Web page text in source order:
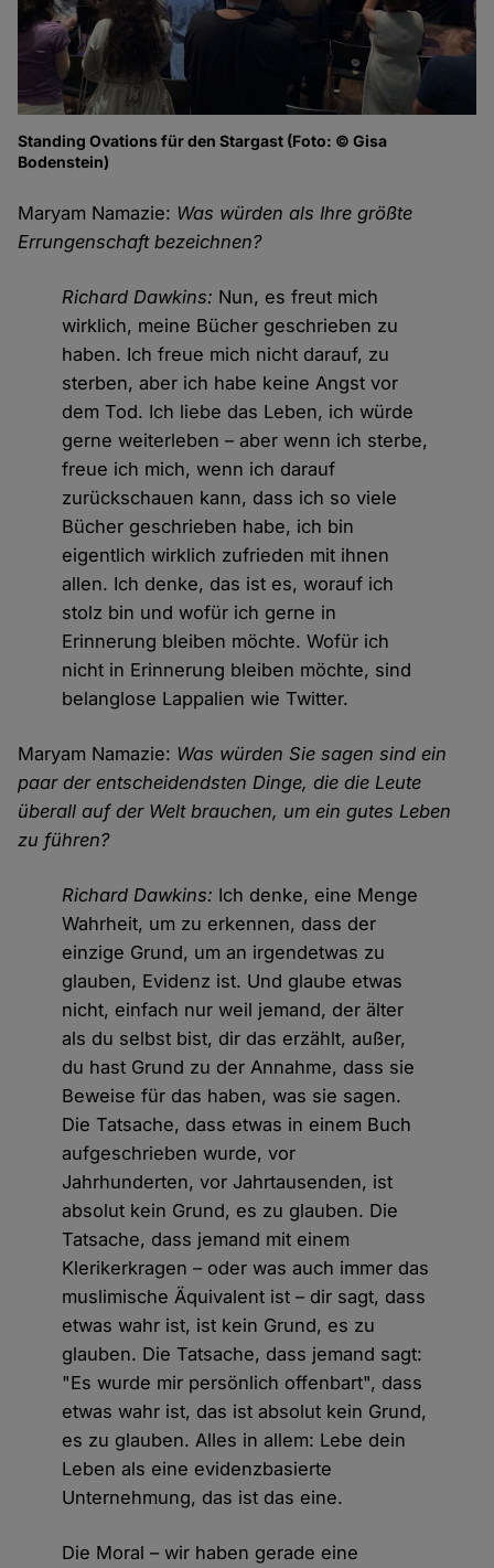
Standing Ovations für den Stargast (Foto: © Gisa
Bodenstein)
Maryam Namazie: Was würden als Ihre größte
Errungenschaft bezeichnen?
Richard Dawkins: Nun, es freut mich
wirklich, meine Bücher geschrieben zu
haben. Ich freue mich nicht darauf, zu
sterben, aber ich habe keine Angst vor
dem Tod. Ich liebe das Leben, ich würde
gerne weiterleben – aber wenn ich sterbe,
freue ich mich, wenn ich darauf
zurückschauen kann, dass ich so viele
Bücher geschrieben habe, ich bin
eigentlich wirklich zufrieden mit ihnen
allen. Ich denke, das ist es, worauf ich
stolz bin und wofür ich gerne in
Erinnerung bleiben möchte. Wofür ich
nicht in Erinnerung bleiben möchte, sind
belanglose Lappalien wie Twitter.
Maryam Namazie: Was würden Sie sagen sind ein
paar der entscheidendsten Dinge, die die Leute
überall auf der Welt brauchen, um ein gutes Leben
zu führen?
Richard Dawkins: Ich denke, eine Menge
Wahrheit, um zu erkennen, dass der
einzige Grund, um an irgendetwas zu
glauben, Evidenz ist. Und glaube etwas
nicht, einfach nur weil jemand, der älter
als du selbst bist, dir das erzählt, außer,
du hast Grund zu der Annahme, dass sie
Beweise für das haben, was sie sagen.
Die Tatsache, dass etwas in einem Buch
aufgeschrieben wurde, vor
Jahrhunderten, vor Jahrtausenden, ist
absolut kein Grund, es zu glauben. Die
Tatsache, dass jemand mit einem
Klerikerkragen – oder was auch immer das
muslimische Äquivalent ist – dir sagt, dass
etwas wahr ist, ist kein Grund, es zu
glauben. Die Tatsache, dass jemand sagt:
"Es wurde mir persönlich offenbart", dass
etwas wahr ist, das ist absolut kein Grund,
es zu glauben. Alles in allem: Lebe dein
Leben als eine evidenzbasierte
Unternehmung, das ist das eine.
Die Moral – wir haben gerade eine